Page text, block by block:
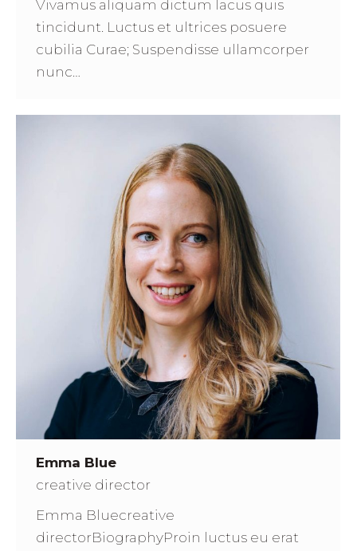
Vivamus aliquam dictum lacus quis
tincidunt. Luctus et ultrices posuere
cubilia Curae; Suspendisse ullamcorper
nunc…
Emma Blue
creative director
Emma Bluecreative
directorBiographyProin luctus eu erat